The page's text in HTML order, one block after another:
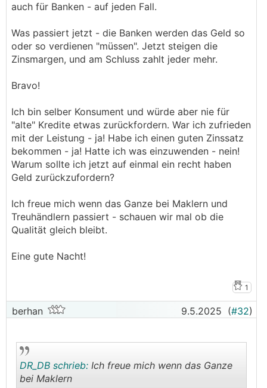
auch für Banken - auf jeden Fall.
Was passiert jetzt - die Banken werden das Geld so
oder so verdienen "müssen". Jetzt steigen die
Zinsmargen, und am Schluss zahlt jeder mehr.
Bravo!
Ich bin selber Konsument und würde aber nie für
"alte" Kredite etwas zurückfordern. War ich zufrieden
mit der Leistung - ja! Habe ich einen guten Zinssatz
bekommen - ja! Hatte ich was einzuwenden - nein!
Warum sollte ich jetzt auf einmal ein recht haben
Geld zurückzufordern?
Ich freue mich wenn das Ganze bei Maklern und
Treuhändlern passiert - schauen wir mal ob die
Qualität gleich bleibt.
Eine gute Nacht!
1
berhan 9.5.2025 (#32)
DR_DB schrieb: Ich freue mich wenn das Ganze
bei Maklern